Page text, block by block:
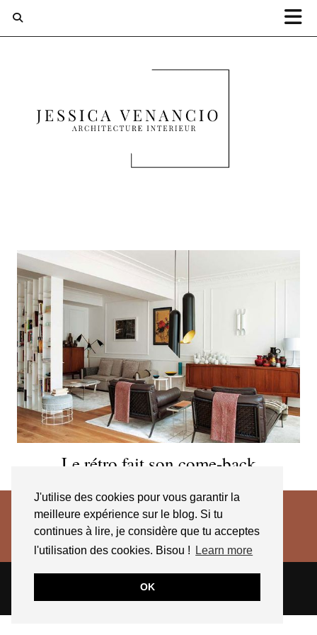
J'utilise des cookies pour vous garantir la
meilleure expérience sur le blog. Si tu
continues à lire, je considère que tu acceptes
l'utilisation des cookies. Bisou !
Learn more
OK
Le rétro fait son come-back
THEME CREATED BYpipdig